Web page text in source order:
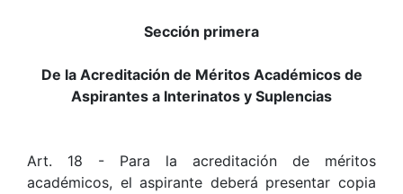
Sección primera
De la Acreditación de Méritos Académicos de
Aspirantes a Interinatos y Suplencias
Art. 18 - Para la acreditación de méritos
académicos, el aspirante deberá presentar copia